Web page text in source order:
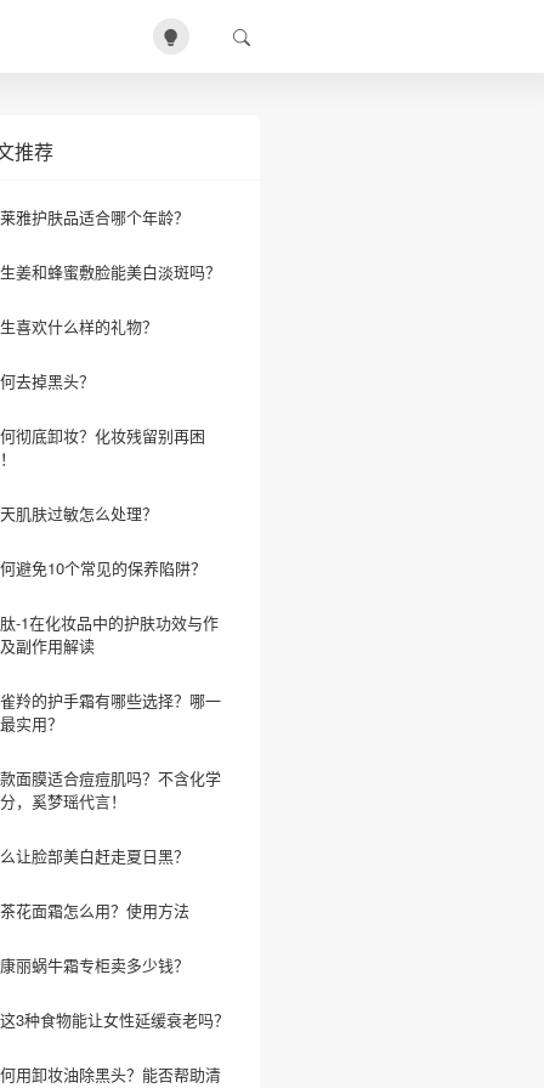
推荐
雅护肤品适合哪个年龄？
姜和蜂蜜敷脸能美白淡斑吗？
喜欢什么样的礼物？
去掉黑头？
彻底卸妆？化妆残留别再困
肌肤过敏怎么处理？
避免10个常见的保养陷阱？
-1在化妆品中的护肤功效与作
副作用解读
羚的护手霜有哪些选择？哪一
实用？
面膜适合痘痘肌吗？不含化学
，奚梦瑶代言！
让脸部美白赶走夏日黑？
花面霜怎么用？使用方法
丽蜗牛霜专柜卖多少钱？
3种食物能让女性延缓衰老吗？
用卸妆油除黑头？能否帮助清